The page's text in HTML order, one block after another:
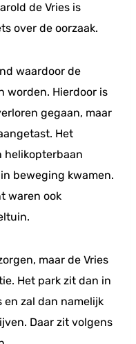
de Vries is
over de oorzaak.
waardoor de
worden. Hierdoor is
gegaan, maar
Het
helikopterbaan
beweging kwamen.
waren ook
maar de Vries
Het park zit dan in
en zal dan namelijk
Daar zit volgens